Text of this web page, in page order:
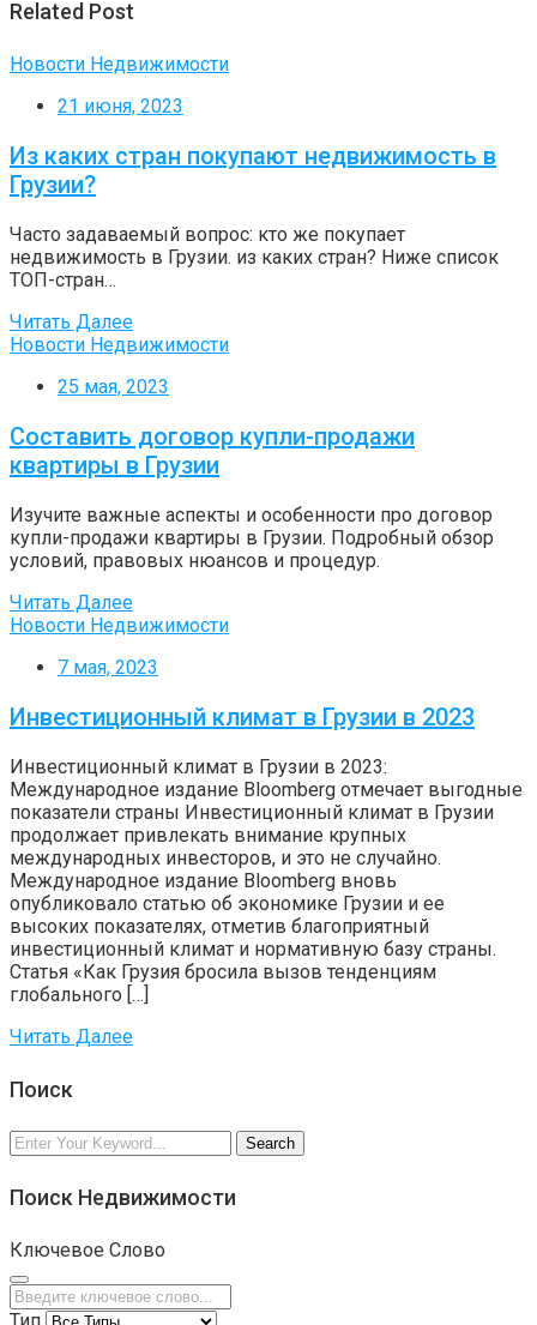
Related Post
Новости Недвижимости
21 июня, 2023
Из каких стран покупают недвижимость в
Грузии?
Часто задаваемый вопрос: кто же покупает
недвижимость в Грузии. из каких стран? Ниже список
ТОП-стран…
Читать Далее
Новости Недвижимости
25 мая, 2023
Составить договор купли-продажи
квартиры в Грузии
Изучите важные аспекты и особенности про договор
купли-продажи квартиры в Грузии. Подробный обзор
условий, правовых нюансов и процедур.
Читать Далее
Новости Недвижимости
7 мая, 2023
Инвестиционный климат в Грузии в 2023
Инвестиционный климат в Грузии в 2023:
Международное издание Bloomberg отмечает выгодные
показатели страны Инвестиционный климат в Грузии
продолжает привлекать внимание крупных
международных инвесторов, и это не случайно.
Международное издание Bloomberg вновь
опубликовало статью об экономике Грузии и ее
высоких показателях, отметив благоприятный
инвестиционный климат и нормативную базу страны.
Статья «Как Грузия бросила вызов тенденциям
глобального […]
Читать Далее
Поиск
Search
Поиск Недвижимости
Ключевое Слово
Тип